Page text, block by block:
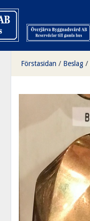
Förstasidan / Beslag /